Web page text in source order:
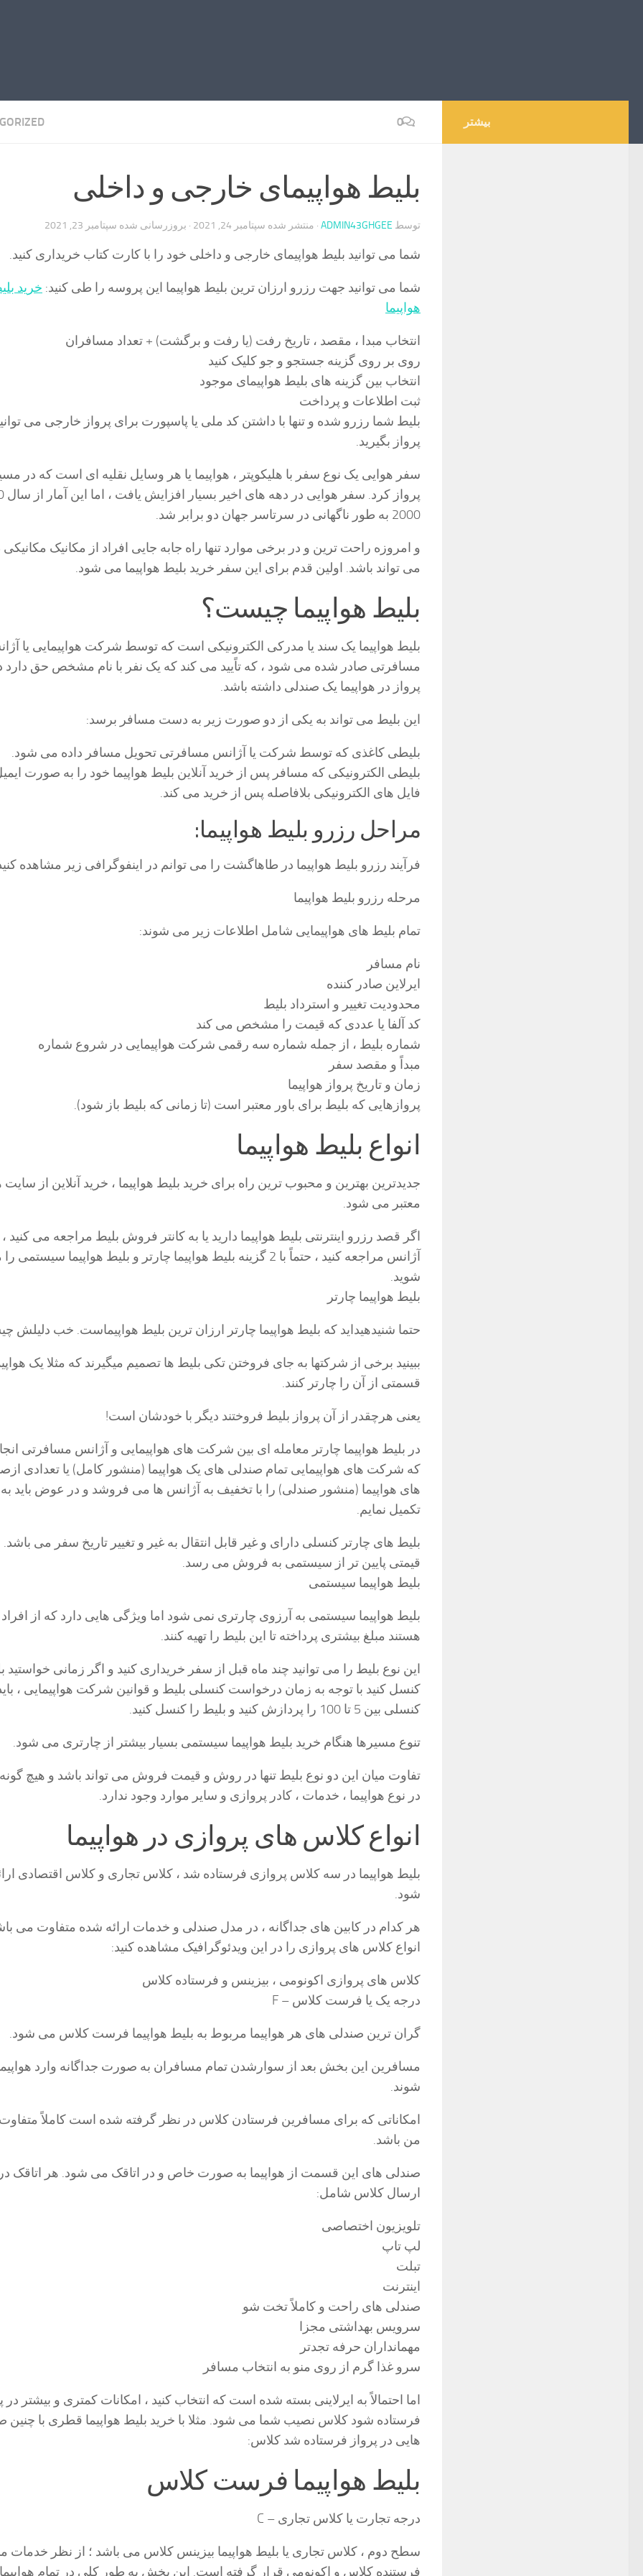
0
بلیط هواپیمای خارجی و داخلی
توسط ADMIN43GHGEE · منتشر شده سپتامبر 24, 2021 · بروزرسانی شده سپتامبر 23, 2021
شما می توانید بلیط هواپیمای خارجی و داخلی خود را با کارت کتاب خریداری کنید.
شما می توانید جهت رزرو ارزان ترین بلیط هواپیما این پروسه را طی کنید: خرید
هواپیما
انتخاب مبدا ، مقصد ، تاریخ رفت (یا رفت و برگشت) + تعداد مسافران
روی بر روی گزینه جستجو و جو کلیک کنید
انتخاب بین گزینه های بلیط هواپیمای موجود
ثبت اطلاعات و پرداخت
بلیط شما رزرو شده و تنها با داشتن کد ملی یا پاسپورت برای پرواز خارجی می
پرواز بگیرید.
سفر هوایی یک نوع سفر با هلیکوپتر ، هواپیما یا هر وسایل نقلیه ای است که در
2000 به طور ناگهانی در سرتاسر جهان دو برابر شد.
و امروزه راحت ترین و در برخی موارد تنها راه جابه جایی افراد از مکانیک مکانیکی
می تواند باشد. اولین قدم برای این سفر خرید بلیط هواپیما می شود.
بلیط هواپیما چیست؟
بلیط هواپیما یک سند یا مدرکی الکترونیکی است که توسط شرکت هواپیمایی یا
مسافرتی صادر شده می شود ، که تاًیید می کند که یک نفر با نام مشخص حق دارد
پرواز در هواپیما یک صندلی داشته باشد.
این بلیط می تواند به یکی از دو صورت زیر به دست مسافر برسد:
بلیطی کاغذی که توسط شرکت یا آژانس مسافرتی تحویل مسافر داده می شود.
بلیطی الکترونیکی که مسافر پس از خرید آنلاین بلیط هواپیما خود را به صورت
فایل های الکترونیکی بلافاصله پس از خرید می کند.
مراحل رزرو بلیط هواپیما:
فرآیند رزرو بلیط هواپیما در طاهاگشت را می توانم در اینفوگرافی زیر مشاهده
مرحله رزرو بلیط هواپیما
تمام بلیط های هواپیمایی شامل اطلاعات زیر می شوند:
نام مسافر
ایرلاین صادر کننده
محدودیت تغییر و استرداد بلیط
کد آلفا یا عددی که قیمت را مشخص می کند
شماره بلیط ، از جمله شماره سه رقمی شرکت هواپیمایی در شروع شماره
مبداً و مقصد سفر
زمان و تاریخ پرواز هواپیما
پروازهایی که بلیط برای باور معتبر است (تا زمانی که بلیط باز شود).
انواع بلیط هواپیما
جدیدترین بهترین و محبوب ترین راه برای خرید بلیط هواپیما ، خرید آنلاین از
معتبر می شود.
اگر قصد رزرو اینترنتی بلیط هواپیما دارید یا به کانتر فروش بلیط مراجعه می کنید ،
آژانس مراجعه کنید ، حتماً با 2 گزینه بلیط هواپیما چارتر و بلیط هواپیما
شوید.
بلیط هواپیما چارتر
حتما شنیدهیداید که بلیط هواپیما چارتر ارزان ترین بلیط هواپیماست. خب دلیلش
ببینید برخی از شرکتها به جای فروختن تکی بلیط ها تصمیم میگیرند که مثلا یک
قسمتی از آن را چارتر کنند.
یعنی هرچقدر از آن پرواز بلیط فروختند دیگر با خودشان است!
در بلیط هواپیما چارتر معامله ای بین شرکت های هواپیمایی و آژانس مسافرتی
که شرکت های هواپیمایی تمام صندلی های یک هواپیما (منشور کامل) یا تعدادی
های هواپیما (منشور صندلی) را با تخفیف به آژانس ها می فروشد و در عوض باید به
تکمیل نمایم.
بلیط های چارتر کنسلی دارای و غیر قابل انتقال به غیر و تغییر تاریخ سفر می باشد.
قیمتی پایین تر از سیستمی به فروش می رسد.
بلیط هواپیما سیستمی
بلیط هواپیما سیستمی به آرزوی چارتری نمی شود اما ویژگی هایی دارد که از
هستند مبلغ بیشتری پرداخته تا این بلیط را تهیه کنند.
این نوع بلیط را می توانید چند ماه قبل از سفر خریداری کنید و اگر زمانی خواستید
کنسل کنید با توجه به زمان درخواست کنسلی بلیط و قوانین شرکت هواپیمایی ،
کنسلی بین 5 تا 100 را پردازش کنید و بلیط را کنسل کنید.
تنوع مسیرها هنگام خرید بلیط هواپیما سیستمی بسیار بیشتر از چارتری می شود.
تفاوت میان این دو نوع بلیط تنها در روش و قیمت فروش می تواند باشد و هیچ
در نوع هواپیما ، خدمات ، كادر پروازی و سایر موارد وجود ندارد.
انواع کلاس های پروازی در هواپیما
بلیط هواپیما در سه کلاس پروازی فرستاده شد ، کلاس تجاری و کلاس اقتصادی
شود.
هر کدام در کابین های جداگانه ، در مدل صندلی و خدمات ارائه شده متفاوت می
انواع کلاس های پروازی را در این ویدئوگرافیک مشاهده کنید:
کلاس های پروازی اکونومی ، بیزینس و فرستاده کلاس
درجه یک یا فرست کلاس – F
گران ترین صندلی های هر هواپیما مربوط به بلیط هواپیما فرست کلاس می شود.
مسافرین این بخش بعد از سوارشدن تمام مسافران به صورت جداگانه وارد
شوند.
امکاناتی که برای مسافرین فرستادن کلاس در نظر گرفته شده است کاملاً
من باشد.
صندلی های این قسمت از هواپیما به صورت خاص و در اتاقک می شود. هر اتاقک
ارسال کلاس شامل:
تلویزیون اختصاصی
لپ تاپ
تبلت
اینترنت
صندلی های راحت و کاملاً تخت شو
سرویس بهداشتی مجزا
مهمانداران حرفه تجدتر
سرو غذا گرم از روی منو به انتخاب مسافر
اما احتمالاً به ایرلاینی بسته شده است که انتخاب کنید ، امکانات کمتری و بیشتر در
فرستاده شود کلاس نصیب شما می شود. مثلا با خرید بلیط هواپیما قطری با چنین
هایی در پرواز فرستاده شد کلاس:
بلیط هواپیما فرست کلاس
درجه تجارت یا کلاس تجاری – C
سطح دوم ، کلاس تجاری یا بلیط هواپیما بیزینس کلاس می باشد ؛ از نظر خدمات
فرستنده کلاس و اکونومی قرار گرفته است. این بخش به طور کلی در تمام هواپیما
بیشتر